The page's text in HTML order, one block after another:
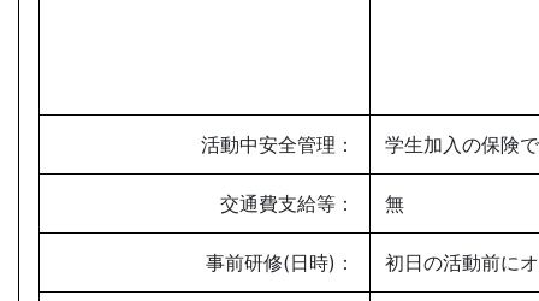
活動中安全管理： 学生加入の保険
交通費支給等： 無
事前研修(日時)： 初日の活動前に